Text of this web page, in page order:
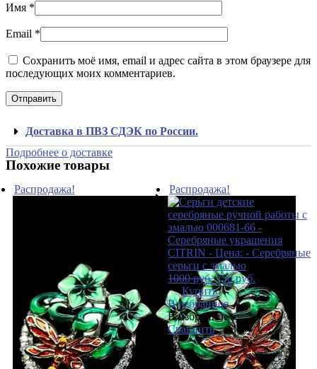
Имя *
Email *
Сохранить моё имя, email и адрес сайта в этом браузере для
последующих моих комментариев.
Доставка в ПВЗ СДЭК по России.
Подробнее о доставке
Похожие товары
Распродажа! Распродажа!
1000руб. 750руб.
Купить
В избранное
В избранное
Сравнить